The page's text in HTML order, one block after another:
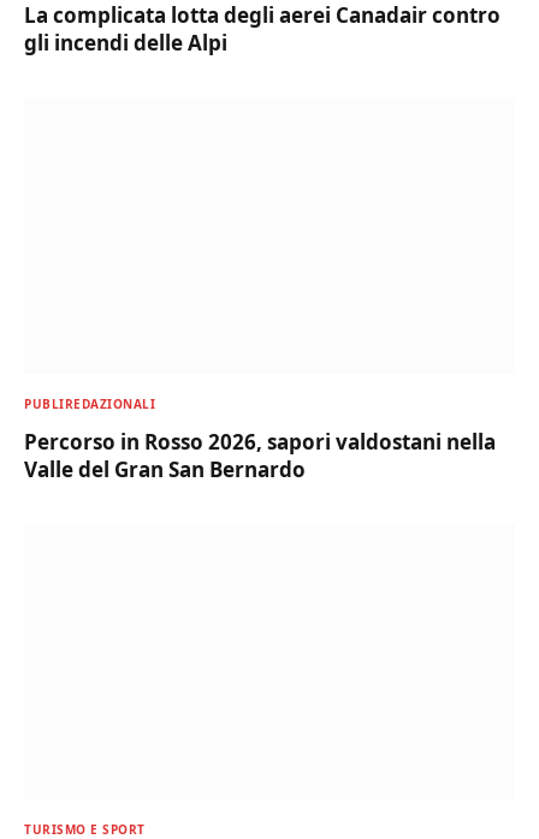
La complicata lotta degli aerei Canadair contro
gli incendi delle Alpi
PUBLIREDAZIONALI
Percorso in Rosso 2026, sapori valdostani nella
Valle del Gran San Bernardo
TURISMO E SPORT